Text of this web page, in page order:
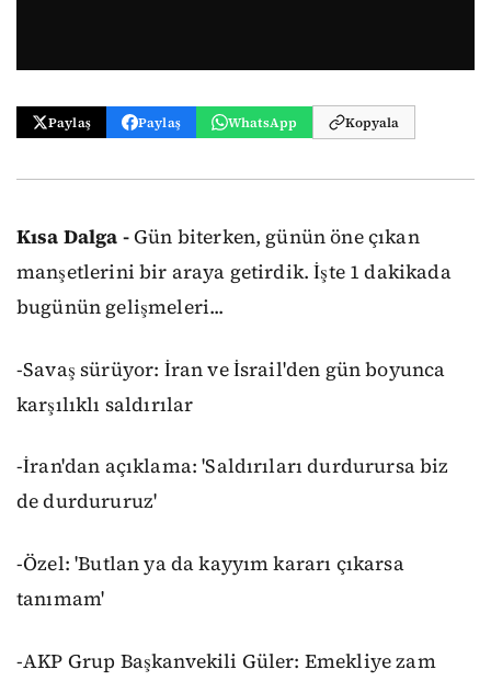
Paylaş Paylaş WhatsApp Kopyala
Kısa Dalga -Gün biterken, günün öne çıkan
manşetlerini bir araya getirdik. İşte 1 dakikada
bugünün gelişmeleri...
-Savaş sürüyor: İran ve İsrail'den gün boyunca
karşılıklı saldırılar
-İran'dan açıklama: 'Saldırıları durdurursa biz
de durdururuz'
-Özel: 'Butlan ya da kayyım kararı çıkarsa
tanımam'
-AKP Grup Başkanvekili Güler: Emekliye zam